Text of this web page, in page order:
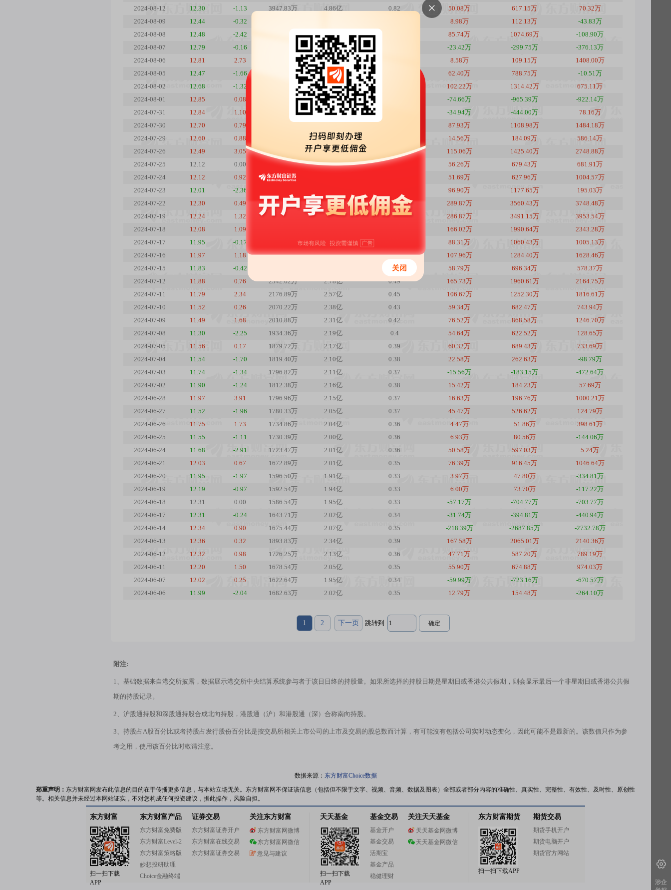
2024-08-12
12.30 -1.13 3947.83万 4.86亿 0.82 50.08万 617.15万
70.32万
2024-08-09
12.44 -0.32 8.98万 112.13万
-43.83万
2024-08-08
12.48 -2.42 3888.77万 4.85亿 85.74万 1074.69万
-108.90万
2024-08-07
12.79 -0.16 4.86亿 -23.42万 -299.75万
-376.13万
2024-08-06
12.81 2.73 3826.45万 4.90亿 8.58万 109.15万
1408.00万
2024-08-05
12.47 -1.66 3817.87万 4.76亿 62.40万 788.75万
-10.51万
2024-08-02
12.68 -1.32 4.76亿 102.22万 1314.42万
675.11万
2024-08-01
12.85 0.08 3653.25万 4.69亿 -74.66万 -965.39万
-922.14万
2024-07-31
12.84 1.10 4.79亿 -34.94万 -444.00万
78.16万
2024-07-30
12.70 0.79 87.93万 1108.98万
1484.18万
2024-07-29
12.60 0.88 4.63亿 14.56万 184.09万
586.14万
2024-07-26
12.49 3.05 4.57亿 115.06万 1425.40万
2748.88万
2024-07-25
12.12 0.00 3545.30万 4.30亿 0.74 56.26万 679.43万
681.91万
2024-07-24
12.12 0.92 3489.04万 51.69万 627.96万
1004.57万
2024-07-23
12.01 -2.36 96.90万 1177.65万
195.03万
2024-07-22
12.30 0.49 3340.45万 4.11亿 0.7 289.87万 3560.43万
3748.48万
2024-07-19
12.24 1.32 3050.58万 3.73亿 0.64 286.87万 3491.15万
3953.54万
2024-07-18
12.08 1.09 166.02万 1990.64万
2343.28万
2024-07-17
11.95 -0.17 3.10亿 88.31万 1060.43万
1005.13万
2024-07-16
11.97 1.18 2509.37万 3.00亿 0.52 107.96万 1284.40万
1628.46万
2024-07-15
11.83 -0.42 0.5 58.79万 696.34万
578.37万
2024-07-12
11.88 0.76 2342.62万 2.78亿 0.49 165.73万 1960.61万
2164.75万
2024-07-11
11.79 2.34 2176.89万 2.57亿 0.45 106.67万 1252.30万
1816.61万
2024-07-10
11.52 0.26 2070.22万 2.38亿 0.43 59.34万 682.47万
743.94万
2024-07-09
11.49 1.68 2010.88万 2.31亿 0.42 76.52万 868.58万
1246.70万
2024-07-08
11.30 -2.25 1934.36万 2.19亿 0.4 54.64万 622.52万
128.65万
2024-07-05
11.56 0.17 1879.72万 2.17亿 0.39 60.32万 689.43万
733.69万
2024-07-04
11.54 -1.70 1819.40万 2.10亿 0.38 22.58万 262.63万
-98.79万
2024-07-03
11.74 -1.34 1796.82万 2.11亿 0.37 -15.56万 -183.15万
-472.64万
2024-07-02
11.90 -1.24 1812.38万 2.16亿 0.38 15.42万 184.23万
57.69万
2024-06-28
11.97 3.91 1796.96万 2.15亿 0.37 16.63万 196.76万
1000.21万
2024-06-27
11.52 -1.96 1780.33万 2.05亿 0.37 45.47万 526.62万
124.79万
2024-06-26
11.75 1.73 1734.86万 2.04亿 0.36 4.47万 51.86万
398.61万
2024-06-25
11.55 -1.11 1730.39万 2.00亿 0.36 6.93万 80.56万
-144.06万
2024-06-24
11.68 -2.91 1723.47万 2.01亿 0.36 50.58万 597.03万
5.24万
2024-06-21
12.03 0.67 1672.89万 2.01亿 0.35 76.39万 916.45万
1046.64万
2024-06-20
11.95 -1.97 1596.50万 1.91亿 0.33 3.97万 47.80万
-334.81万
2024-06-19
12.19 -0.97 1592.54万 1.94亿 0.33 6.00万 73.70万
-117.22万
2024-06-18
12.31 0.00 1586.54万 1.95亿 0.33 -57.17万 -704.77万
-703.77万
2024-06-17
12.31 -0.24 1643.71万 2.02亿 0.34 -31.74万 -394.81万
-440.94万
2024-06-14
12.34 0.90 1675.44万 2.07亿 0.35 -218.39万 -2687.85万
-2732.78万
2024-06-13
12.36 0.32 1893.83万 2.34亿 0.39 167.58万 2065.01万
2140.36万
2024-06-12
12.32 0.98 1726.25万 2.13亿 0.36 47.71万 587.20万
789.19万
2024-06-11
12.20 1.50 1678.54万 2.05亿 0.35 55.90万 674.88万
974.03万
2024-06-07
12.02 0.25 1622.64万 1.95亿 0.34 -59.99万 -723.16万
-670.57万
2024-06-06
11.99 -2.04 1682.63万 2.02亿 0.35 12.79万 154.48万 -264.10万
1 2 下一页 跳转到
附注:
1、基础数据来自港交所披露，数据展示港交所中央结算系统参与者于该日日终的持股量。如果所选择的持股日期是星期日或香港公共假期，则会显示最后一个非星期日或香港公共假
期的持股记录。
2、沪股通持股和深股通持股合成北向持股，港股通（沪）和港股通（深）合称南向持股。
3、持股占A股百分比或者持股占发行股份百分比是按交易所相关上市公司的上市及交易的股总数而计算，有可能沒有包括公司实时动态变化，因此可能不是最新的。该数值只作为参
考之用，使用该百分比时敬请注意。
数据来源： 东方财富Choice数据
郑重声明： 东方财富网发布此信息的目的在于传播更多信息，与本站立场无关。东方财富网不保证该信息（包括但不限于文字、视频、音频、数据及图表）全部或者部分内容的准确性、真实性、完整性、有效性、及时性、原创性
等。相关信息并未经过本网站证实，不对您构成任何投资建议，据此操作，风险自担。
东方财富
扫一扫下载
APP
东方财富产品
东方财富免费版
东方财富Level-2
东方财富策略版
妙想投研助理
Choice金融终端
证券交易
东方财富证券开户
东方财富在线交易
东方财富证券交易
关注东方财富
东方财富网微博
东方财富网微信
意见与建议
天天基金
扫一扫下载
APP
基金交易
基金开户
基金交易
活期宝
基金产品
稳健理财
关注天天基金
天天基金网微博
天天基金网微信
东方财富期货
扫一扫下载APP
期货交易
期货手机开户
期货电脑开户
期货官方网站
涉企